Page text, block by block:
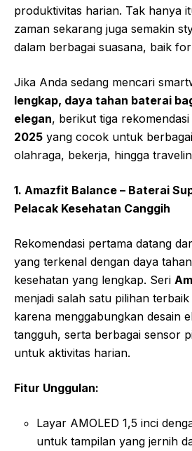
produktivitas harian. Tak hanya
zaman sekarang juga semakin
dalam berbagai suasana, baik
Jika Anda sedang mencari
lengkap, daya tahan baterai
elegan, berikut tiga
2025 yang cocok untuk
olahraga, bekerja, hingga
1. Amazfit Balance – Baterai
Pelacak Kesehatan Canggih
Rekomendasi pertama datang
yang terkenal dengan daya
kesehatan yang lengkap. Seri
menjadi salah satu pilihan
karena menggabungkan desain
tangguh, serta berbagai sensor
untuk aktivitas harian.
Fitur Unggulan:
Layar AMOLED 1,5 inci
untuk tampilan yang jernih